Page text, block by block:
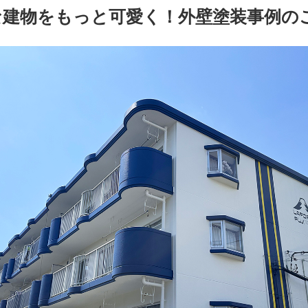
物をもっと可愛く！外壁塗装事例